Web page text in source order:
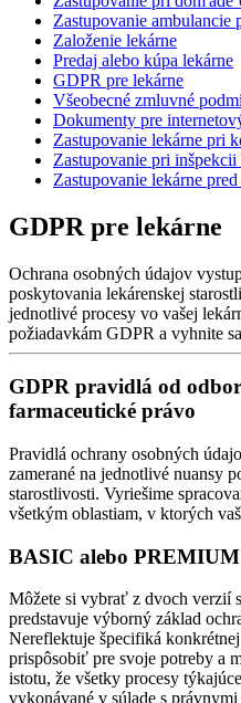
Zastupovanie ambulancie
Založenie lekárne
Predaj alebo kúpa lekárne
GDPR pre lekárne
Všeobecné zmluvné
Dokumenty pre
Zastupovanie lekárne pri
Zastupovanie pri
Zastupovanie lekárne
GDPR pre lekárne
Ochrana osobných údajov
poskytovania lekárenskej
jednotlivé procesy vo vašej
požiadavkám GDPR a vyhnite
GDPR pravidlá od
farmaceutické právo
Pravidlá ochrany osobných
zamerané na jednotlivé nuansy
starostlivosti. Vyriešime
všetkým oblastiam, v ktorých
BASIC alebo
Môžete si vybrať z dvoch verzií
predstavuje výborný základ
Nereflektuje špecifiká
prispôsobiť pre svoje potreby a
istotu, že všetky procesy
vykonávané v súlade s